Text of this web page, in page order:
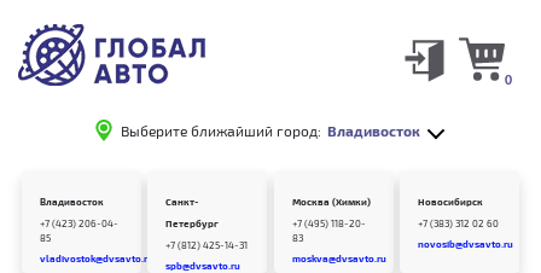
Выберите ближайший город: Владивосток
0
Владивосток
+7 (423) 206-04-
85
vladivostok@dvsavto.ru
Санкт-
Петербург
+7 (812) 425-14-31
spb@dvsavto.ru
Москва (Химки)
+7 (495) 118-20-
83
moskva@dvsavto.ru
Новосибирск
+7 (383) 312 02 60
novosib@dvsavto.ru